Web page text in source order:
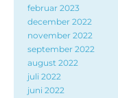
februar 2023
december 2022
november 2022
september 2022
august 2022
juli 2022
juni 2022